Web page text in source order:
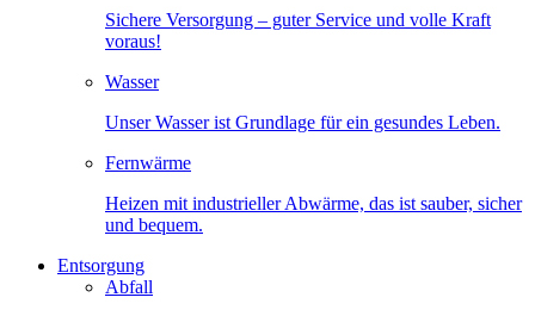
Sichere Versorgung – guter Service und volle Kraft
voraus!
Wasser
Unser Wasser ist Grundlage für ein gesundes Leben.
Fernwärme
Heizen mit industrieller Abwärme, das ist sauber, sicher
und bequem.
Entsorgung
Abfall